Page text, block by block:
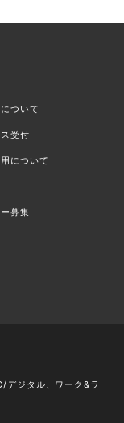
ついて
受付
について
募集
デジタル、ワーク&ラ